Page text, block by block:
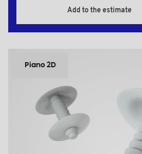
Add to the estimate
Piano 2D